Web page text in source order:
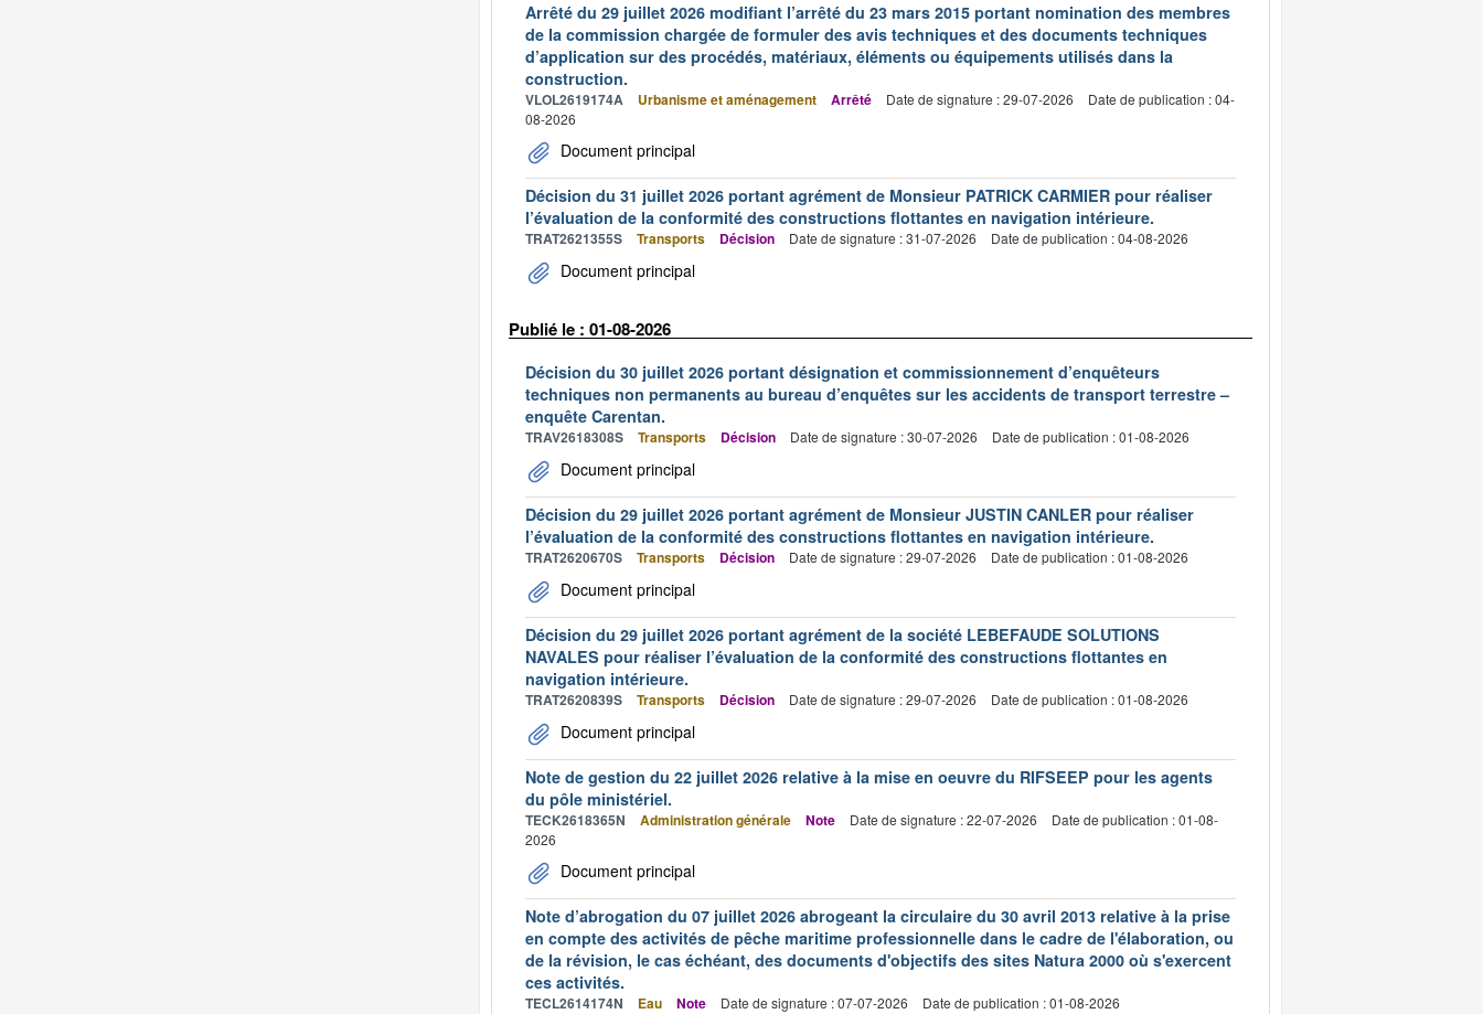
Arrêté du 29 juillet 2026 modifiant l’arrêté du 23 mars 2015 portant nomination des membres
de la commission chargée de formuler des avis techniques et des documents techniques
d’application sur des procédés, matériaux, éléments ou équipements utilisés dans la
construction.
VLOL2619174A Urbanisme et aménagement Arrêté Date de signature : 29-07-2026
Date de publication : 04-
08-2026
Document principal
Décision du 31 juillet 2026 portant agrément de Monsieur PATRICK CARMIER pour réaliser
l’évaluation de la conformité des constructions flottantes en navigation intérieure.
TRAT2621355S Transports Décision Date de signature : 31-07-2026 Date de publication : 04-08-2026
Document principal
Publié le : 01-08-2026
Décision du 30 juillet 2026 portant désignation et commissionnement d’enquêteurs
techniques non permanents au bureau d’enquêtes sur les accidents de transport terrestre –
enquête Carentan.
TRAV2618308S Transports Décision Date de signature : 30-07-2026 Date de publication : 01-08-2026
Document principal
Décision du 29 juillet 2026 portant agrément de Monsieur JUSTIN CANLER pour réaliser
l’évaluation de la conformité des constructions flottantes en navigation intérieure.
TRAT2620670S Transports Décision Date de signature : 29-07-2026 Date de publication : 01-08-2026
Document principal
Décision du 29 juillet 2026 portant agrément de la société LEBEFAUDE SOLUTIONS
NAVALES pour réaliser l’évaluation de la conformité des constructions flottantes en
navigation intérieure.
TRAT2620839S Transports Décision Date de signature : 29-07-2026 Date de publication : 01-08-2026
Document principal
Note de gestion du 22 juillet 2026 relative à la mise en oeuvre du RIFSEEP pour les agents
du pôle ministériel.
TECK2618365N Administration générale Note Date de signature : 22-07-2026
Date de publication : 01-08-
2026
Document principal
Note d’abrogation du 07 juillet 2026 abrogeant la circulaire du 30 avril 2013 relative à la prise
en compte des activités de pêche maritime professionnelle dans le cadre de l'élaboration, ou
de la révision, le cas échéant, des documents d'objectifs des sites Natura 2000 où s'exercent
ces activités.
TECL2614174N Eau Note Date de signature : 07-07-2026 Date de publication : 01-08-2026